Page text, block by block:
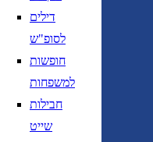
דילים
לסופ"ש
חופשות
למשפחות
חבילות
שייט